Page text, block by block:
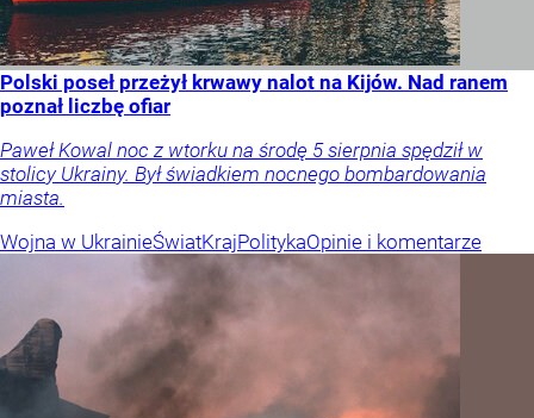
Polski poseł przeżył krwawy nalot na Kijów. Nad ranem
poznał liczbę ofiar
Paweł Kowal noc z wtorku na środę 5 sierpnia spędził w
stolicy Ukrainy. Był świadkiem nocnego bombardowania
miasta.
Wojna w UkrainieŚwiatKrajPolitykaOpinie i komentarze